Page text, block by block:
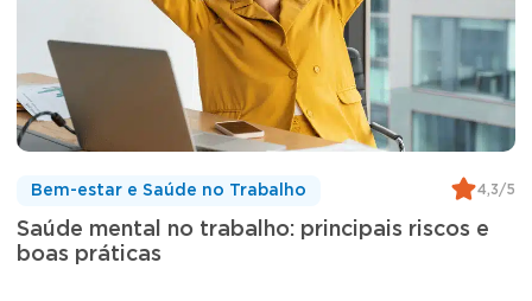
Saúde mental no trabalho: principais riscos e
boas práticas
Bem-estar e Saúde no Trabalho 4,3/5